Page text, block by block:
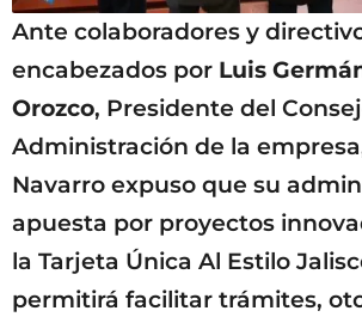
Ante colaboradores y
encabezados por Luis
Orozco, Presidente del
Administración de la
Navarro expuso que su
apuesta por proyectos
la Tarjeta Única Al Estilo
permitirá facilitar trámites,